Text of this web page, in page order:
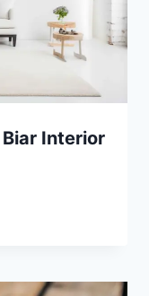
Interior